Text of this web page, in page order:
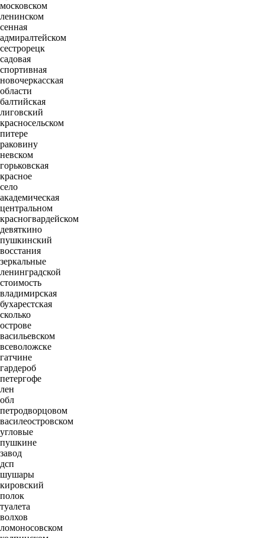
московском
ленинском
сенная
адмиралтейском
сестрорецк
садовая
спортивная
новочеркасская
области
балтийская
лиговский
красносельском
питере
раковину
невском
горьковская
красное
село
академическая
центральном
красногвардейском
девяткино
пушкинский
восстания
зеркальные
ленинградской
стоимость
владимирская
бухарестская
сколько
острове
васильевском
всеволожске
гатчине
гардероб
петергофе
лен
обл
петродворцовом
василеостровском
угловые
пушкине
завод
дсп
шушары
кировский
полок
туалета
волхов
ломоносовском